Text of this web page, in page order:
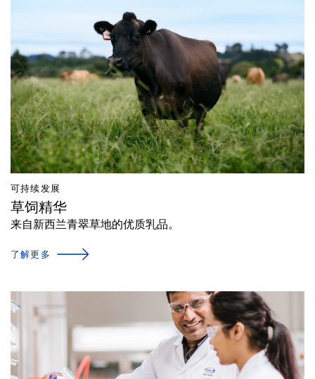
可持续发展
草饲精华
来自新西兰青翠草地的优质乳品。
了解更多